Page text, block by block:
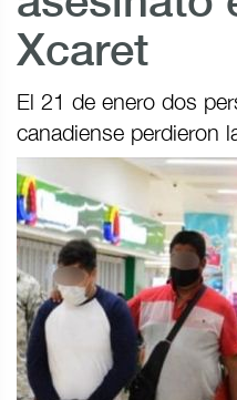
Xcaret
El 21 de enero dos
canadiense perdieron